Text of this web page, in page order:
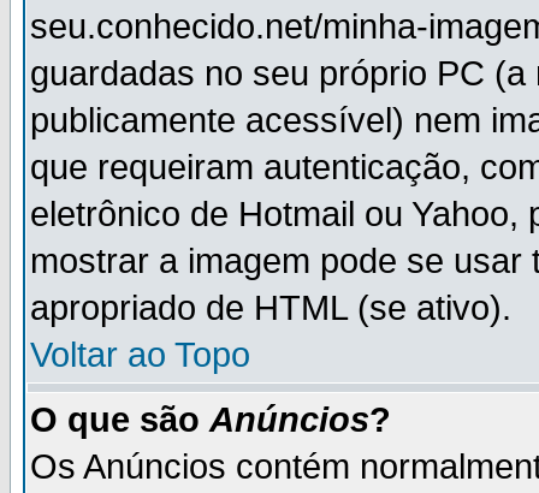
seu.conhecido.net/minha-
guardadas no seu próprio PC
publicamente acessível) nem
que requeiram autenticação,
eletrônico de Hotmail ou
mostrar a imagem pode se
apropriado de HTML (se ativo).
Voltar ao Topo
O que são Anúncios?
Os Anúncios contém